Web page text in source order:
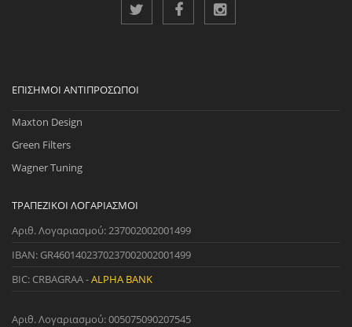
ΕΠΊΣΗΜΟΙ ΑΝΤΙΠΡΌΣΩΠΟΙ
Maxton Design
Green Filters
Wagner Tuning
ΤΡΑΠΕΖΙΚΟΊ ΛΟΓΑΡΙΑΣΜΟΊ
Αριθ. Λογαριασμού: 237002002001499
IBAN: GR4601402370237002002001499
BIC: CRBAGRAA -ALPHA BANK
Αριθ. Λογαριασμού: 005075090207545